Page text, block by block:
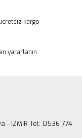
kargo
yararlanın.
- İZMİR Tel: 0536 774